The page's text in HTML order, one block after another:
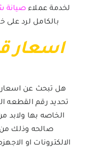
لخدمة عملاءصيانة
بالكامل لرد على
اسعار
هل تبحث عن اسعار
تحديد رقم القطعه
الخاصه بها ولابد
صالحه وذلك
الالكترونات او